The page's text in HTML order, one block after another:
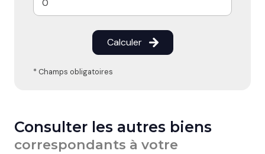
Calculer
* Champs obligatoires
Consulter les autres biens
correspondants à votre